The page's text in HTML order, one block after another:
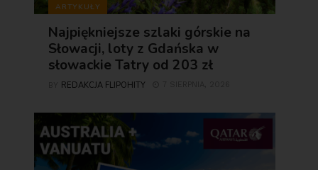
ARTYKUŁY
Najpiękniejsze szlaki górskie na
Słowacji, loty z Gdańska w
słowackie Tatry od 203 zł
REDAKCJA FLIPOHITY